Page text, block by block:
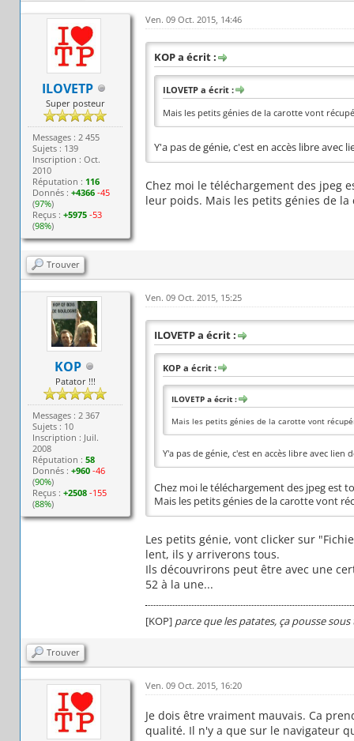
ILOVETP
Super posteur
Messages : 2 455
Sujets : 139
Inscription : Oct.
2010
Réputation : 116
Donnés :+4366 -45
(97%)
Reçus :+5975 -53
(98%)
Ven. 09 Oct. 2015, 14:46
KOP a écrit :
ILOVETP a écrit :
Mais les petits génies de la carotte vont
Y'a pas de génie, c'est en accès libre avec
Chez moi le téléchargement des jpeg
leur poids. Mais les petits génies de
Trouver
KOP
Patator !!!
Messages : 2 367
Sujets : 10
Inscription : Juil.
2008
Réputation :58
Donnés :+960 -46
(90%)
Reçus :+2508 -155
(88%)
Ven. 09 Oct. 2015, 15:25
ILOVETP a écrit :
KOP a écrit :
ILOVETP a écrit :
Mais les petits génies de la carotte vont
Y'a pas de génie, c'est en accès libre avec lien
Chez moi le téléchargement des jpeg est
Mais les petits génies de la carotte vont
Les petits génie, vont clicker sur
lent, ils y arriverons tous.
Ils découvrirons peut être avec une
52 à la une...
[KOP]parce que les patates, ça pousse sous
Trouver
Ven. 09 Oct. 2015, 16:20
Je dois être vraiment mauvais. Ca
qualité. Il n'y a que sur le navigateur